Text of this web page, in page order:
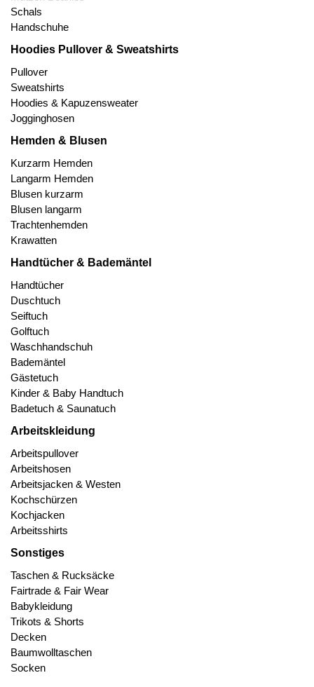
Schals
Handschuhe
Hoodies Pullover & Sweatshirts
Pullover
Sweatshirts
Hoodies & Kapuzensweater
Jogginghosen
Hemden & Blusen
Kurzarm Hemden
Langarm Hemden
Blusen kurzarm
Blusen langarm
Trachtenhemden
Krawatten
Handtücher & Bademäntel
Handtücher
Duschtuch
Seiftuch
Golftuch
Waschhandschuh
Bademäntel
Gästetuch
Kinder & Baby Handtuch
Badetuch & Saunatuch
Arbeitskleidung
Arbeitspullover
Arbeitshosen
Arbeitsjacken & Westen
Kochschürzen
Kochjacken
Arbeitsshirts
Sonstiges
Taschen & Rucksäcke
Fairtrade & Fair Wear
Babykleidung
Trikots & Shorts
Decken
Baumwolltaschen
Socken